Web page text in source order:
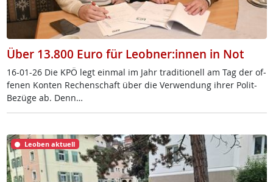
Über 13.800 Euro für Leobner:innen in Not
16-01-26 Die KPÖ legt ein­mal im Jahr tra­di­tio­nell am Tag der of­
fe­nen Kon­ten Re­chen­schaft über die Ver­wen­dung ih­rer Po­lit-
Be­zü­ge ab. Denn…
Leoben aktuell